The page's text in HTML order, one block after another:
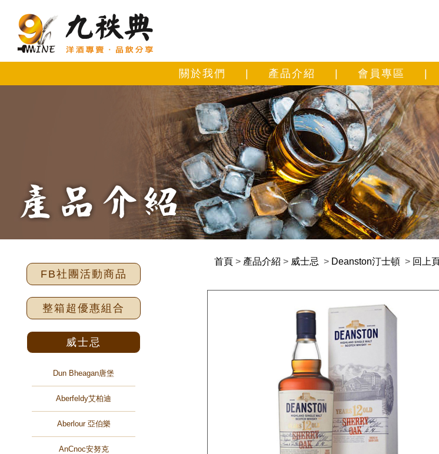
關於我們 產品介紹 會員專區
FB社團活動商品
整箱超優惠組合
威士忌
Dun Bheagan唐堡
Aberfeldy艾柏迪
Aberlour 亞伯樂
AnCnoc安努克
首頁 > 產品介紹 > 威士忌 > Deanston汀士頓 > 回上